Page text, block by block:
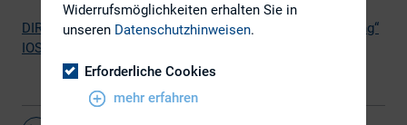
DIRK-Stellungnahme „Consultation Report on Short Selling“
IOSCO
Widerrufsmöglichkeiten erhalten Sie in
unseren Datenschutzhinweisen.
Erforderliche Cookies
mehr erfahren